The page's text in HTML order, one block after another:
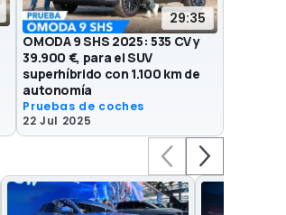
29:35
OMODA 9 SHS 2025: 535 CV y
39.900 €, para el SUV
superhíbrido con 1.100 km de
autonomía
Pruebas de coches
22 Jul 2025